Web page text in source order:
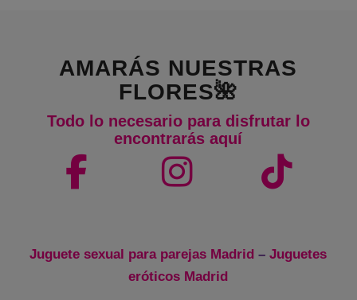
AMARÁS NUESTRAS
FLORES🌺
Todo lo necesario para disfrutar lo
encontrarás aquí
Juguete sexual para parejas Madrid –Juguetes
eróticos Madrid